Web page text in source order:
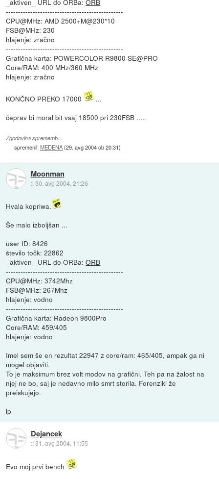
_aktiven_ URL do ORBa:ORB
------------------------------------------------
CPU@MHz: AMD 2500+M@230*10
FSB@MHz: 230
hlajenje: zračno
------------------------------------------------
Grafična karta: POWERCOLOR R9800 SE@PRO
Core/RAM: 400 MHz/360 MHz
hlajenje: zračno
KONČNO PREKO 17000
...
čeprav bi moral bit vsaj 18500 pri 230FSB .....
Zgodovina sprememb…
spremenil:MEDENA(29. avg 2004 ob 20:31)
Moonman
::30. avg 2004, 21:26
Hvala kopriwa.
Še malo izboljšan ...
user ID: 8426
število točk: 22862
_aktiven_ URL do ORBa:ORB
------------------------------------------------
CPU@MHz: 3742Mhz
FSB@MHz: 267Mhz
hlajenje: vodno
------------------------------------------------
Grafična karta: Radeon 9800Pro
Core/RAM: 459/405
hlajenje: vodno
Imel sem še en rezultat 22947 z core/ram: 465/405, ampak ga ni
mogel objaviti.
To je maksimum brez volt modov na grafični. Teh pa na žalost na
njej ne bo, saj je nedavno milo smrt storila. Forenziki že
preiskujejo.
lp
Dejancek
::31. avg 2004, 11:55
Evo moj prvi bench